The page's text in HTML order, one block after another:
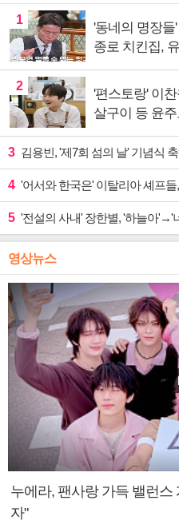
1
'동네의 명장들
종로 치킨집,
2
'편스토랑' 이
살구이 등 윤
3 김용빈, '제7회 섬의 날' 기념식
4 '어서와 한국은' 이탈리아 셰프들,
5 '전설의 사내' 장한별, '하늘아'→'
영상뉴스
누에라, 팬사랑 가득 밸런
자"